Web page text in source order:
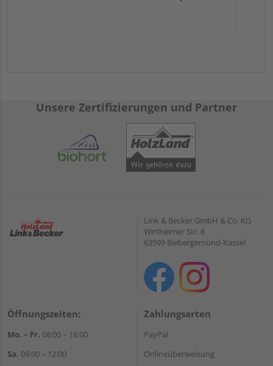
Unsere Zertifizierungen und Partner
Link & Becker GmbH & Co. KG
Wirtheimer Str. 8
63599 Biebergemünd-Kassel
Öffnungszeiten:
Mo. – Fr. 08:00 – 18:00
Sa. 09:00 – 12:00
Zahlungsarten
PayPal
Onlineüberweisung